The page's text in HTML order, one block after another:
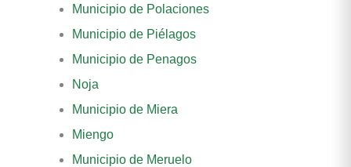
Municipio de Polaciones
Municipio de Piélagos
Municipio de Penagos
Noja
Municipio de Miera
Miengo
Municipio de Meruelo